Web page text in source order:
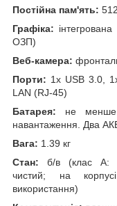
Постійна пам'ять:
Графіка:
ОЗП)
Веб-камера:
Порти: 1x USB 3.0,
LAN (RJ-45)
Батарея: не менше
навантаження. Два
Вага: 1.39 кг
Стан: б/в (клас А:
чистий; на
використання)